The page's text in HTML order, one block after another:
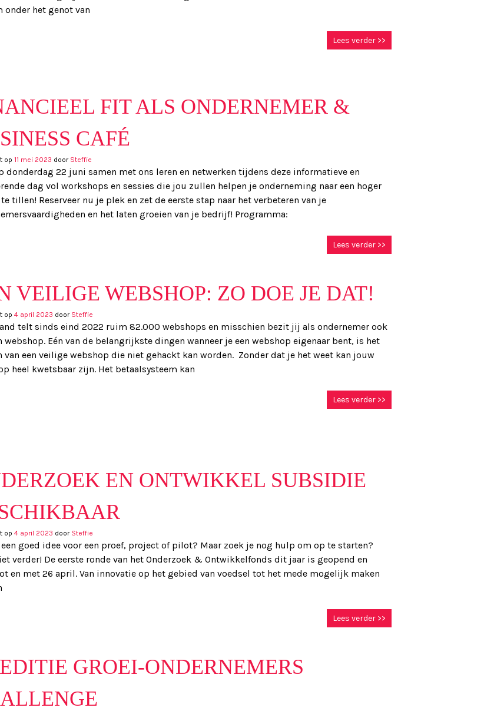
onder het genot van
Lees verder >>
FIT ALS ONDERNEMER &
CAFÉ
op 11 mei 2023 door Steffie
donderdag 22 juni samen met ons leren en netwerken tijdens deze informatieve en
dag vol workshops en sessies die jou zullen helpen je onderneming naar een hoger
tillen! Reserveer nu je plek en zet de eerste stap naar het verbeteren van je
en het laten groeien van je bedrijf! Programma:
Lees verder >>
VEILIGE WEBSHOP: ZO DOE JE DAT!
op 4 april 2023 door Steffie
telt sinds eind 2022 ruim 82.000 webshops en misschien bezit jij als ondernemer ook
webshop. Eén van de belangrijkste dingen wanneer je een webshop eigenaar bent, is het
van een veilige webshop die niet gehackt kan worden. Zonder dat je het weet kan jouw
heel kwetsbaar zijn. Het betaalsysteem kan
Lees verder >>
EN ONTWIKKEL SUBSIDIE
op 4 april 2023 door Steffie
goed idee voor een proef, project of pilot? Maar zoek je nog hulp om op te starten?
verder! De eerste ronde van het Onderzoek & Ontwikkelfonds dit jaar is geopend en
en met 26 april. Van innovatie op het gebied van voedsel tot het mede mogelijk maken
Lees verder >>
GROEI-ONDERNEMERS